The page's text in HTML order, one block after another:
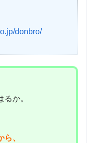
donbro/
か。
、